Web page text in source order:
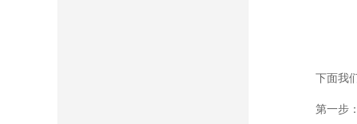
下面我
第一步